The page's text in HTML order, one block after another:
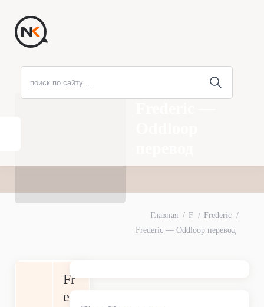
Главная F
Frederic
Frederic — Oddloop перевод
Fr
ed